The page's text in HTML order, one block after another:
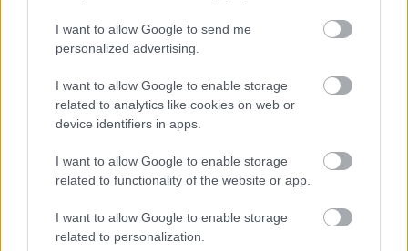
I want to allow Google to send me
personalized advertising.
I want to allow Google to enable storage
related to analytics like cookies on web or
device identifiers in apps.
I want to allow Google to enable storage
related to functionality of the website or app.
I want to allow Google to enable storage
related to personalization.
Kiderült, mennyi mindent jelenthet: itt az első országos
mémkutatás
2026.08.06. 13:05